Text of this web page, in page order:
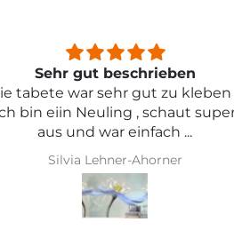
Sehr schön und von toller Qualität
Iris Griese